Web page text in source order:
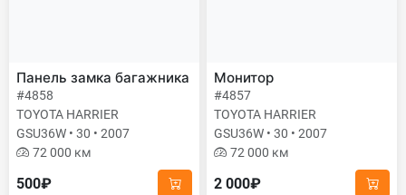
Панель замка багажника
#4858
TOYOTA HARRIER
GSU36W • 30 • 2007
72 000 км
500₽
Монитор
#4857
TOYOTA HARRIER
GSU36W • 30 • 2007
72 000 км
2 000₽